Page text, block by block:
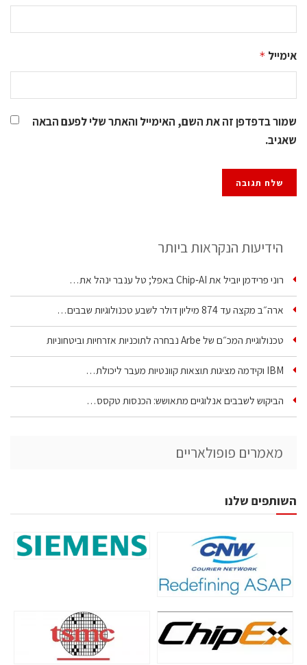
אימייל *
שמור בדפדפן זה את השם, האימייל והאתר שלי לפעם הבאה
שאגיב.
הידיעות הנקראות ביותר
רוני פרידמן יוביל את Chip‑AI באפל; טל ענבר ינהל את…
ארה״ב מקצה עד 874 מיליון דולר לשבע טכנולוגיות שבבים…
טכנולוגיית המכ״ם של Arbe נבחרה לתוכניות אזרחיות וביטחוניות
IBM וקידמה מציגות תוצאות קוונטיות מעבר ליכולת…
הביקוש לשבבים אנלוגיים מתאושש: הכנסות טקסס…
מאמרים פופולאריים
השותפים שלנו